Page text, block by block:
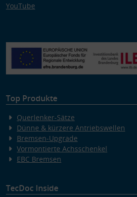
YouTube
Top Produkte
Querlenker-Sätze
Dünne & kürzere Antriebswellen
Bremsen-Upgrade
Vormontierte Achsschenkel
EBC Bremsen
TecDoc Inside